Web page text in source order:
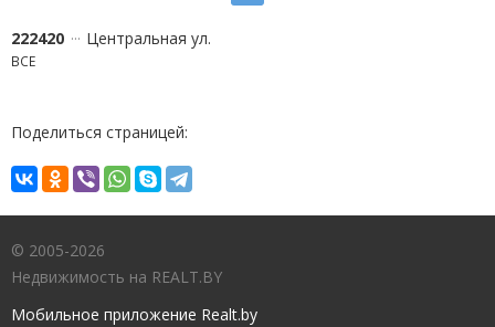
222420 Центральная ул.
ВСЕ
Поделиться страницей:
© 2005-2026
Недвижимость на REALT.BY
Мобильное приложение Realt.by